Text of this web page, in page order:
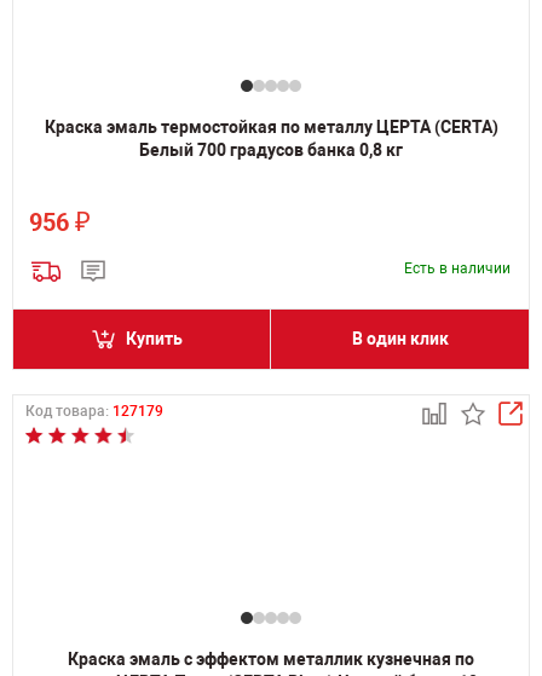
Краска эмаль термостойкая по металлу ЦЕРТА (CERTA)
Белый 700 градусов банка 0,8 кг
956 ₽
Есть в наличии
Купить В один клик
Код товара: 127179
Краска эмаль с эффектом металлик кузнечная по